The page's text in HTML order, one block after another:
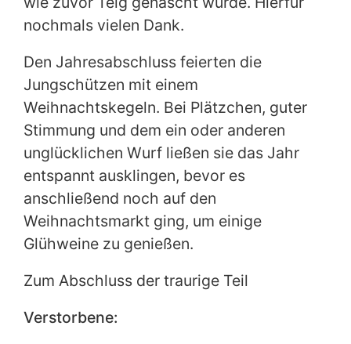
nochmals vielen Dank.
Den Jahresabschluss feierten die
Jungschützen mit einem
Weihnachtskegeln. Bei Plätzchen, guter
Stimmung und dem ein oder anderen
unglücklichen Wurf ließen sie das Jahr
entspannt ausklingen, bevor es
anschließend noch auf den
Weihnachtsmarkt ging, um einige
Glühweine zu genießen.
Zum Abschluss der traurige Teil
Verstorbene: